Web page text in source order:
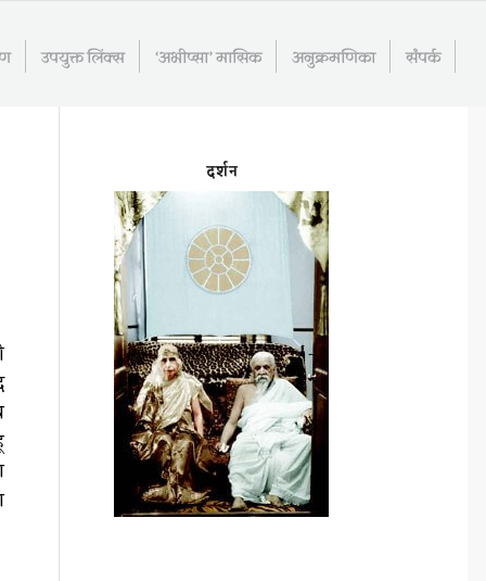
उपयुक्त लिंक्स ‘अभीप्सा’ मासिक अनुक्रमणिका संपर्क
दर्शन